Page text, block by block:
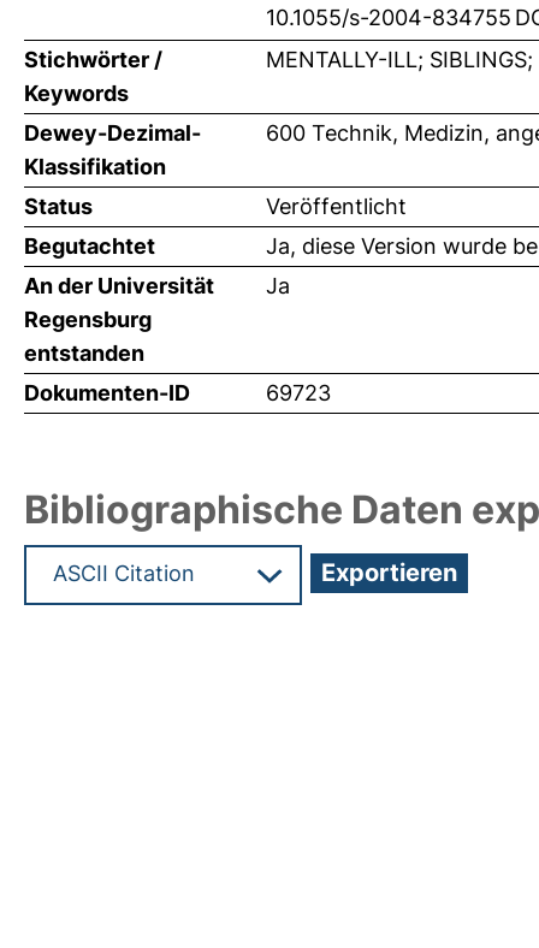
10.1055/s-2004-834755
Stichwörter /
Keywords
MENTALLY-ILL;
Dewey-Dezimal-
Klassifikation
600 Technik, Medizin,
Status
Veröffentlicht
Begutachtet
Ja, diese Version wurde
An der Universität
Regensburg
entstanden
Ja
Dokumenten-ID 69723
Bibliographische Daten